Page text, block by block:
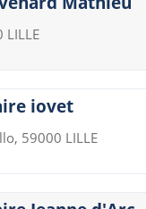
LILLE
iovet
59000 LILLE